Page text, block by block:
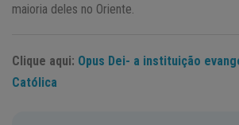
maioria deles no Oriente.
Clique aqui: Opus Dei- a instituição
Católica